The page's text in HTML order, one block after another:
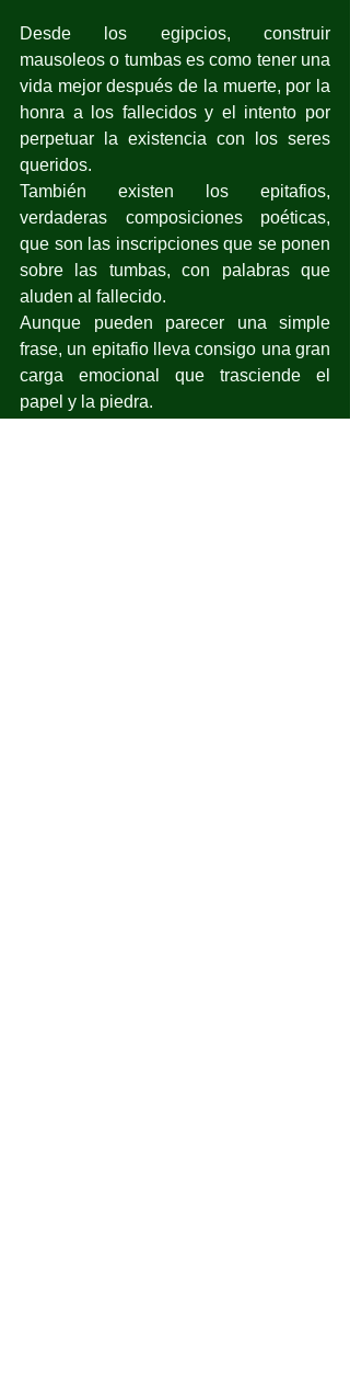
Desde los egipcios, construir
mausoleos o tumbas es como tener una
vida mejor después de la muerte, por la
honra a los fallecidos y el intento por
perpetuar la existencia con los seres
queridos.
También existen los epitafios,
verdaderas composiciones poéticas,
que son las inscripciones que se ponen
sobre las tumbas, con palabras que
aluden al fallecido.
Aunque pueden parecer una simple
frase, un epitafio lleva consigo una gran
carga emocional que trasciende el
papel y la piedra.